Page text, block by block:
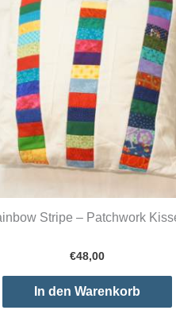
Stripe – Patchwork
€48,00
In den Warenkorb